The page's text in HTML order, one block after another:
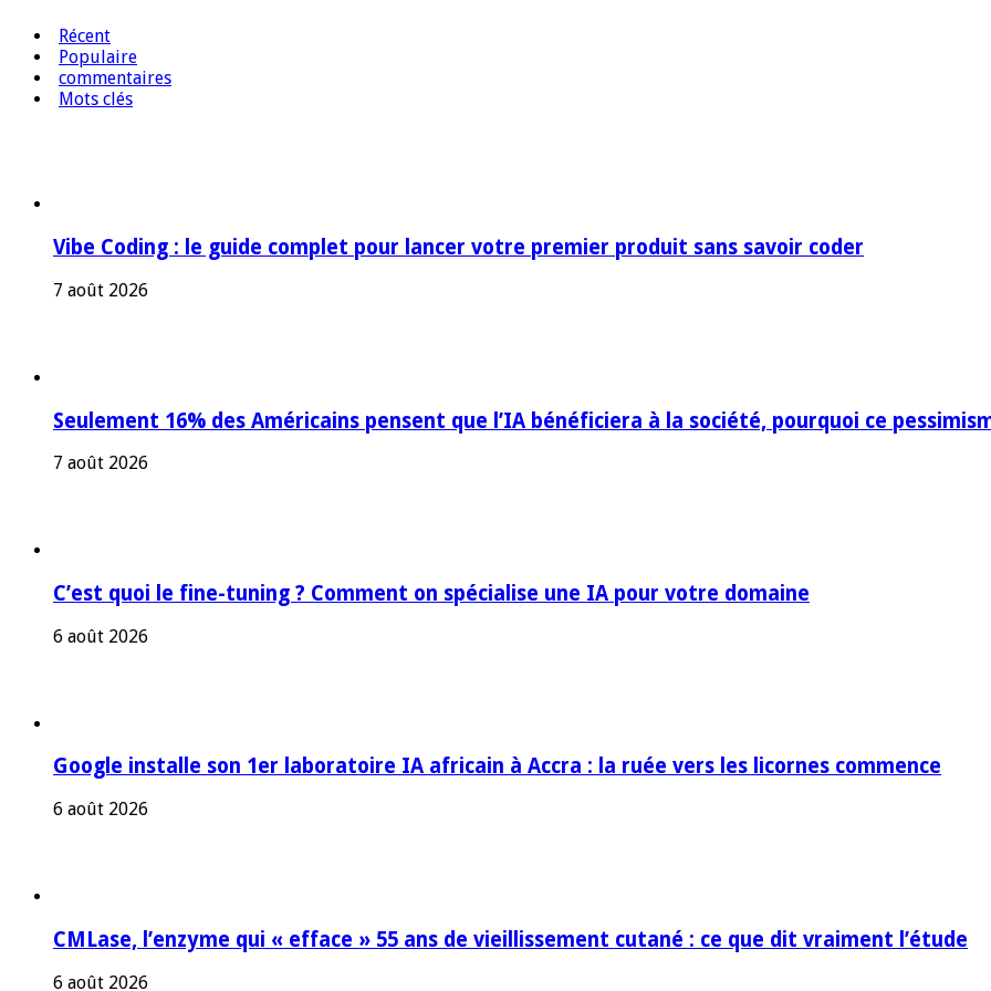
Récent
Populaire
commentaires
Mots clés
Vibe Coding : le guide complet pour lancer votre premier produit sans savoir coder
7 août 2026
Seulement 16% des Américains pensent que l’IA bénéficiera à la société, pourquoi ce
7 août 2026
C’est quoi le fine-tuning ? Comment on spécialise une IA pour votre domaine
6 août 2026
Google installe son 1er laboratoire IA africain à Accra : la ruée vers les licornes commence
6 août 2026
CMLase, l’enzyme qui « efface » 55 ans de vieillissement cutané : ce que dit vraiment l’étude
6 août 2026